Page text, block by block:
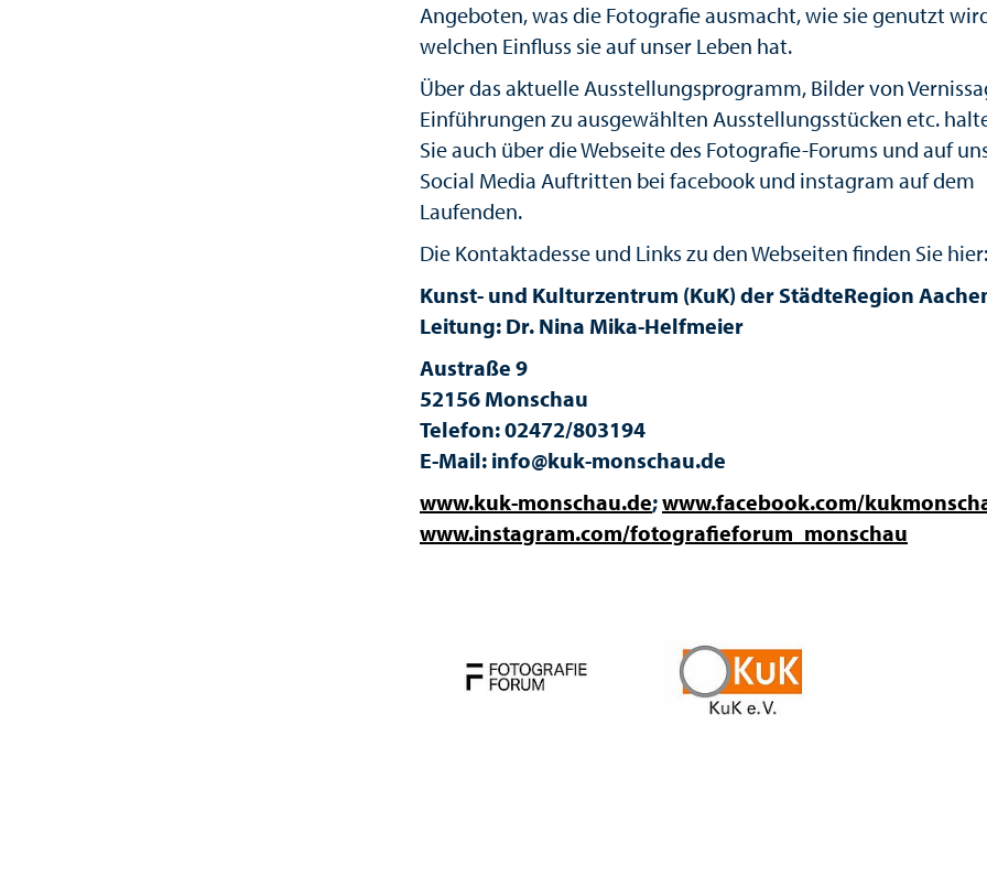
Angeboten, was die Fotografie ausmacht, wie sie genutzt
welchen Einfluss sie auf unser Leben hat.
Über das aktuelle Ausstellungsprogramm, Bilder von
Einführungen zu ausgewählten Ausstellungsstücken etc.
Sie auch über die Webseite des Fotografie-Forums und auf
Social Media Auftritten bei facebook und instagram auf dem
Laufenden.
Die Kontaktadesse und Links zu den Webseiten finden Sie hier:
Kunst- und Kulturzentrum (KuK) der StädteRegion
Leitung: Dr. Nina Mika-Helfmeier
Austraße 9
52156 Monschau
Telefon: 02472/803194
E-Mail: info@kuk-monschau.de
www.kuk-monschau.de;www.facebook.com/
www.instagram.com/fotografieforum_monschau